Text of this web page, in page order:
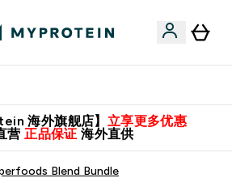
海外旗舰店】 立享更多优惠
营 正品保证 海外直供
Blend Bundle